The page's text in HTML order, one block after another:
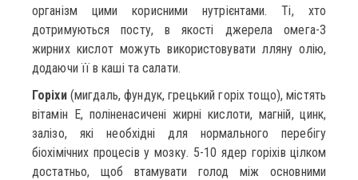
організм цими корисними нутрієнтами. Ті, хто
дотримуються посту, в якості джерела омега-3
жирних кислот можуть використовувати лляну олію,
додаючи її в каші та салати.
Горіхи(мигдаль, фундук, грецький горіх тощо), містять
вітамін Е, поліненасичені жирні кислоти, магній, цинк,
залізо, які необхідні для нормального перебігу
біохімічних процесів у мозку. 5-10 ядер горіхів цілком
достатньо, щоб втамувати голод між основними